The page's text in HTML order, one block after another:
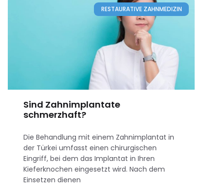
RESTAURATIVE ZAHNMEDIZIN
Sind Zahnimplantate
schmerzhaft?
Die Behandlung mit einem Zahnimplantat in
der Türkei umfasst einen chirurgischen
Eingriff, bei dem das Implantat in Ihren
Kieferknochen eingesetzt wird. Nach dem
Einsetzen dienen